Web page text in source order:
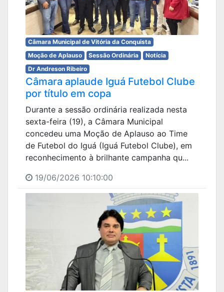
Câmara Municipal de Vitória da Conquista
Moção de Aplauso
Sessão Ordinária
Notícia
Dr Andreson Ribeiro
Câmara aplaude Iguá Futebol Clube
por título em copa
Durante a sessão ordinária realizada nesta
sexta-feira (19), a Câmara Municipal
concedeu uma Moção de Aplauso ao Time
de Futebol do Iguá (Iguá Futebol Clube), em
reconhecimento à brilhante campanha qu...
19/06/2026 10:10:00